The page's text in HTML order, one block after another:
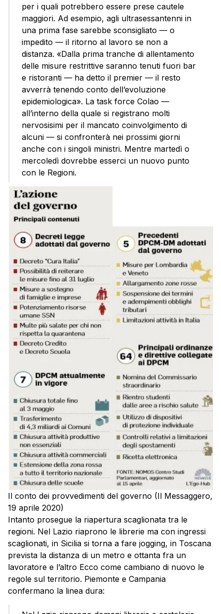
per i quali potrebbero essere prese cautele
maggiori. Ad esempio, agli ultrasessantenni in
una prima fase sarebbe sconsigliato — o
impedito — il ritorno al lavoro se non a
distanza. «Dalla prima tranche di allentamento
delle misure restrittive saranno tenuti fuori bar
e ristoranti — ha detto il premier — il resto
avverrà tenendo conto dell’evoluzione
epidemiologica». La task force Colao —
all’interno della quale si registrano molti
nervosisimi per il mancato coinvolgimento di
alcuni — si confronterà nei prossimi giorni
anche con i singoli ministri. Mentre martedì o
mercoledì dovrebbe esserci un nuovo punto
con le Regioni.
Il conto dei provvedimenti del governo (Il Messaggero,
19 aprile 2020)
Intanto prosegue la riapertura scaglionata tra le
regioni. Nel Lazio riaprono le librerie ma con ingressi
scaglionati, in Sicilia si torna a fare jogging, in Toscana
prevista la distanza di un metro e ottanta fra un
lavoratore e l’altro Ecco come cambiano di nuovo le
regole sul territorio. Piemonte e Campania
confermano la linea dura: